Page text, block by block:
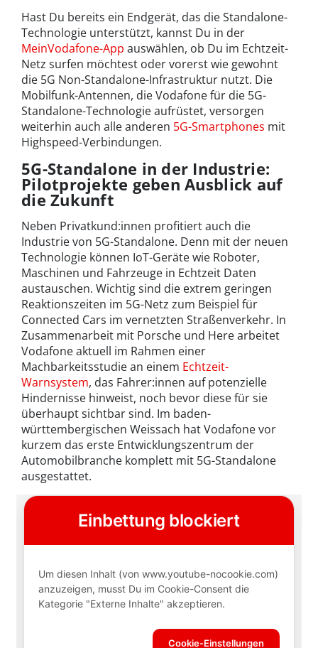
Hast Du bereits ein Endgerät, das die Standalone-
Technologie unterstützt, kannst Du in der
MeinVodafone-App auswählen, ob Du im Echtzeit-
Netz surfen möchtest oder vorerst wie gewohnt
die 5G Non-Standalone-Infrastruktur nutzt. Die
Mobilfunk-Antennen, die Vodafone für die 5G-
Standalone-Technologie aufrüstet, versorgen
weiterhin auch alle anderen 5G-Smartphones mit
Highspeed-Verbindungen.
5G-Standalone in der Industrie:
Pilotprojekte geben Ausblick auf
die Zukunft
Neben Privatkund:innen profitiert auch die
Industrie von 5G-Standalone. Denn mit der neuen
Technologie können IoT-Geräte wie Roboter,
Maschinen und Fahrzeuge in Echtzeit Daten
austauschen. Wichtig sind die extrem geringen
Reaktionszeiten im 5G-Netz zum Beispiel für
Connected Cars im vernetzten Straßenverkehr. In
Zusammenarbeit mit Porsche und Here arbeitet
Vodafone aktuell im Rahmen einer
Machbarkeitsstudie an einem Echtzeit-
Warnsystem, das Fahrer:innen auf potenzielle
Hindernisse hinweist, noch bevor diese für sie
überhaupt sichtbar sind. Im baden-
württembergischen Weissach hat Vodafone vor
kurzem das erste Entwicklungszentrum der
Automobilbranche komplett mit 5G-Standalone
ausgestattet.